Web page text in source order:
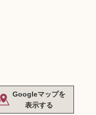
Googleマップを
表示する